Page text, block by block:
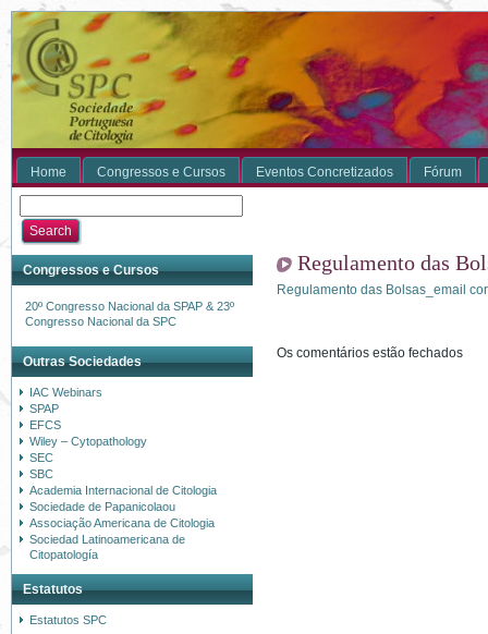
Home Congressos e Cursos Eventos Concretizados Fórum
Congressos e Cursos
20º Congresso Nacional da SPAP & 23º
Congresso Nacional da SPC
Outras Sociedades
IAC Webinars
SPAP
EFCS
Wiley – Cytopathology
SEC
SBC
Academia Internacional de Citologia
Sociedade de Papanicolaou
Associação Americana de Citologia
Sociedad Latinoamericana de
Citopatología
Estatutos
Estatutos SPC
Regulamento das
Regulamento das Bolsas_email
Os comentários estão fechados